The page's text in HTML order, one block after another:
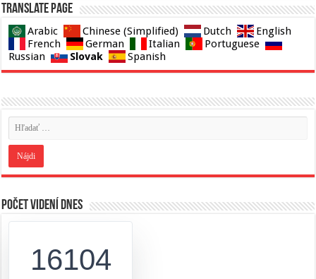
Translate page
Arabic Chinese (Simplified) Dutch
English
French
German Italian
Portuguese
Russian
Slovak Spanish
Počet videní dnes
16104